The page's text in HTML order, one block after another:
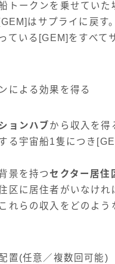
トークンを乗せていた
はサプライに戻す。
ている[GEM]をすべて
による効果を得る
ョンハブ から収入を得
る宇宙船1隻につき
景を持つセクター居住
区に居住者がいなけれ
れらの収入をどのよう
置(任意／複数回可能)